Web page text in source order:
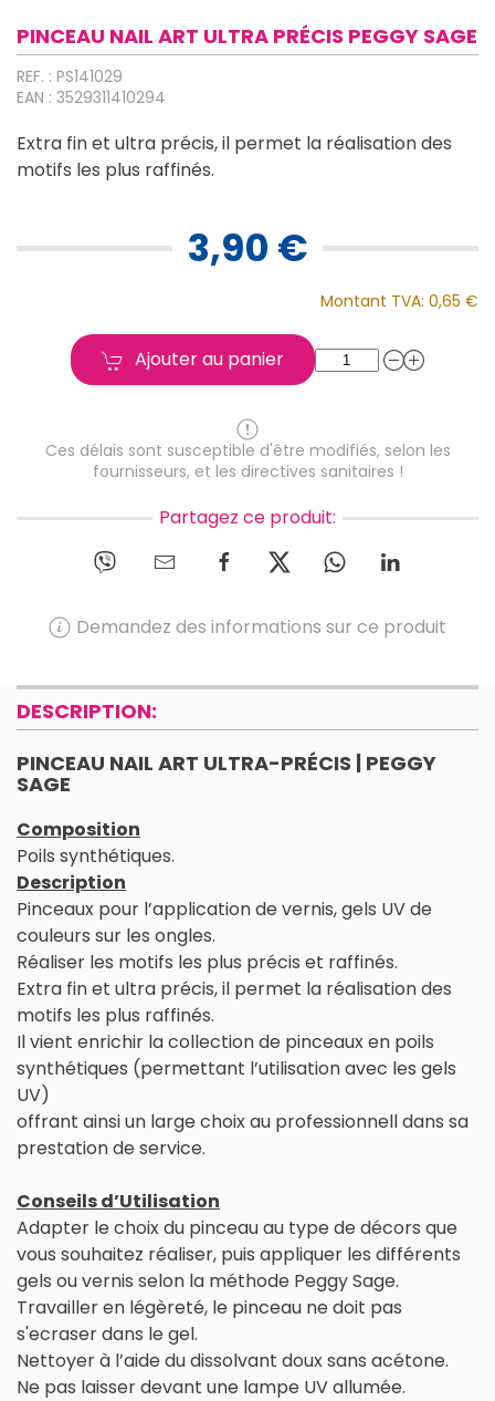
PINCEAU NAIL ART ULTRA PRÉCIS PEGGY SAGE
REF. : PS141029
EAN : 3529311410294
Extra fin et ultra précis, il permet la réalisation des
motifs les plus raffinés.
3,90 €
Montant TVA: 0,65 €
Ajouter au panier
Ces délais sont susceptible d'être modifiés, selon les
fournisseurs, et les directives sanitaires !
Partagez ce produit:
Demandez des informations sur ce produit
DESCRIPTION:
PINCEAU NAIL ART ULTRA-PRÉCIS | PEGGY
SAGE
Composition
Poils synthétiques.
Description
Pinceaux pour l’application de vernis, gels UV de
couleurs sur les ongles.
Réaliser les motifs les plus précis et raffinés.
Extra fin et ultra précis, il permet la réalisation des
motifs les plus raffinés.
Il vient enrichir la collection de pinceaux en poils
synthétiques (permettant l’utilisation avec les gels
UV)
offrant ainsi un large choix au professionnell dans sa
prestation de service.
Conseils d’Utilisation
Adapter le choix du pinceau au type de décors que
vous souhaitez réaliser, puis appliquer les différents
gels ou vernis selon la méthode Peggy Sage.
Travailler en légèreté, le pinceau ne doit pas
s'ecraser dans le gel.
Nettoyer à l’aide du dissolvant doux sans acétone.
Ne pas laisser devant une lampe UV allumée.